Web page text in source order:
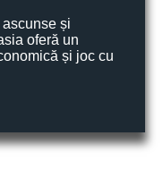
și
oferă un
și joc cu